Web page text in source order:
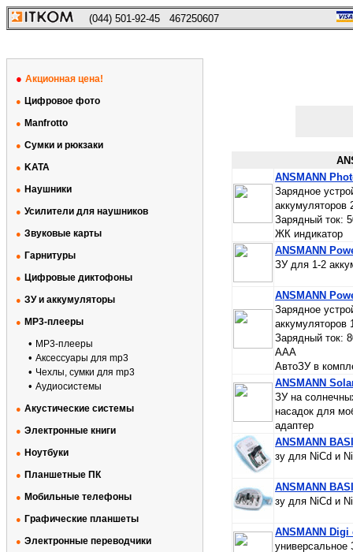
(044) 501-92-45 467250607
● Акционная цена!
● Цифровое фото
● Manfrotto
● Сумки и рюкзаки
● KATA
● Наушники
● Усилители для наушников
● Звуковые карты
● Гарнитуры
● Цифровые диктофоны
● ЗУ и аккумуляторы
● MP3-плееры
• MP3-плееры
• Аксессуары для mp3
• Чехлы, сумки для mp3
• Аудиосистемы
● Акустические системы
● Электронные книги
● Ноутбуки
● Планшетные ПК
● Мобильные телефоны
● Графические планшеты
● Электронные переводчики
ANSMANN
Зарядное
Зарядный ток:
ЖК индикатор
ANSMANN
ЗУ для 1-2
ANSMANN
Зарядное
Зарядный ток:
AAA
АвтоЗУ в
ANSMANN
ЗУ на
насадок для
адаптер
ANSMANN
зу для NiCd и
ANSMANN
зу для NiCd и
ANSMANN